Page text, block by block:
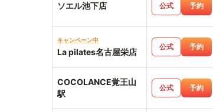
ソエル池下店 公式 予約
キャンペーン中
La pilates名古屋栄店
公式 予約
COCOLANCE覚王山
駅
公式 予約